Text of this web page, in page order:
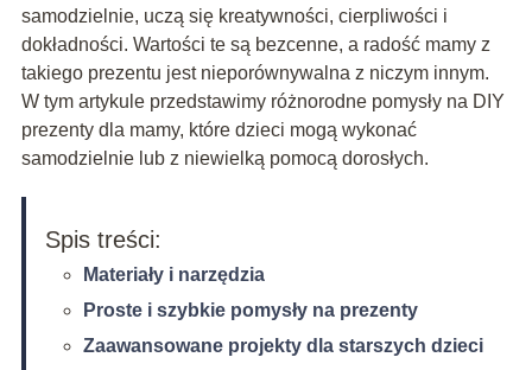
samodzielnie, uczą się kreatywności, cierpliwości i
dokładności. Wartości te są bezcenne, a radość mamy z
takiego prezentu jest nieporównywalna z niczym innym.
W tym artykule przedstawimy różnorodne pomysły na DIY
prezenty dla mamy, które dzieci mogą wykonać
samodzielnie lub z niewielką pomocą dorosłych.
Spis treści:
Materiały i narzędzia
Proste i szybkie pomysły na prezenty
Zaawansowane projekty dla starszych dzieci